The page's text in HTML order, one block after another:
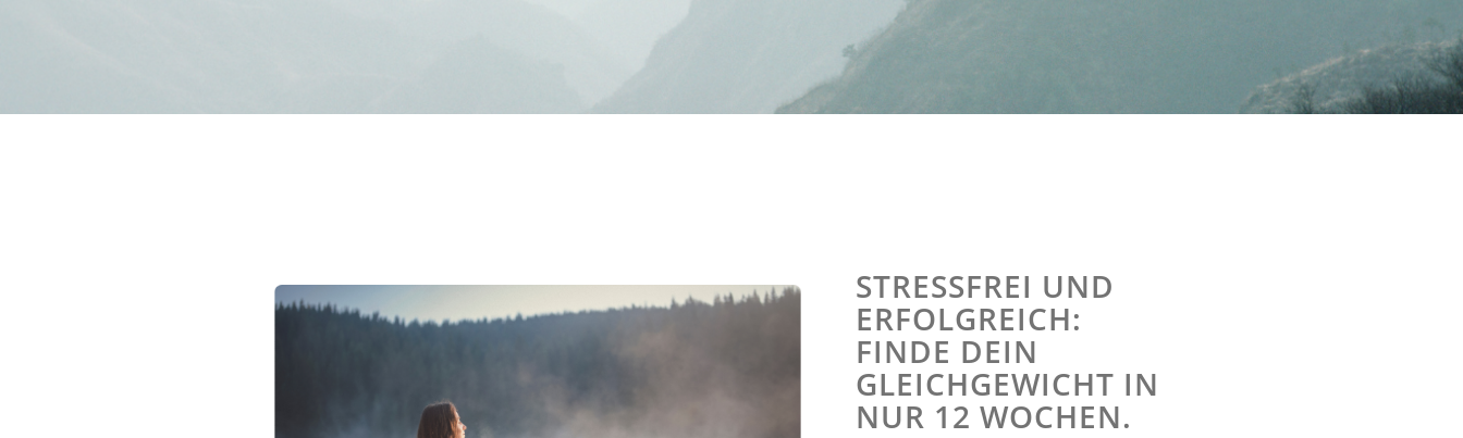
STRESSFREI UND
ERFOLGREICH:
FINDE DEIN
GLEICHGEWICHT IN
NUR 12 WOCHEN.